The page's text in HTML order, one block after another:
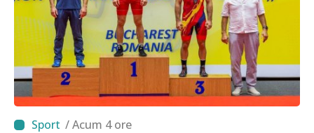
/ Acum 4 ore